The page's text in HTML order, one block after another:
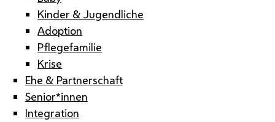
Kinder & Jugendliche
Adoption
Pflegefamilie
Krise
Ehe & Partnerschaft
Senior*innen
Integration